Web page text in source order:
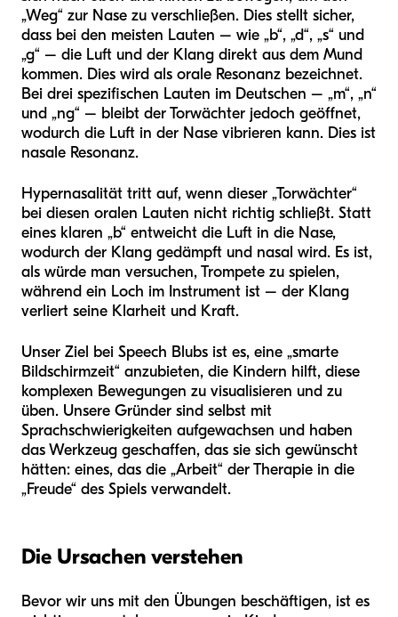
„Weg“ zur Nase zu verschließen. Dies stellt sicher,
dass bei den meisten Lauten – wie „b“, „d“, „s“ und
„g“ – die Luft und der Klang direkt aus dem Mund
kommen. Dies wird als orale Resonanz bezeichnet.
Bei drei spezifischen Lauten im Deutschen – „m“, „n“
und „ng“ – bleibt der Torwächter jedoch geöffnet,
wodurch die Luft in der Nase vibrieren kann. Dies ist
nasale Resonanz.
Hypernasalität tritt auf, wenn dieser „Torwächter“
bei diesen oralen Lauten nicht richtig schließt. Statt
eines klaren „b“ entweicht die Luft in die Nase,
wodurch der Klang gedämpft und nasal wird. Es ist,
als würde man versuchen, Trompete zu spielen,
während ein Loch im Instrument ist – der Klang
verliert seine Klarheit und Kraft.
Unser Ziel bei Speech Blubs ist es, eine „smarte
Bildschirmzeit“ anzubieten, die Kindern hilft, diese
komplexen Bewegungen zu visualisieren und zu
üben. Unsere Gründer sind selbst mit
Sprachschwierigkeiten aufgewachsen und haben
das Werkzeug geschaffen, das sie sich gewünscht
hätten: eines, das die „Arbeit“ der Therapie in die
„Freude“ des Spiels verwandelt.
Die Ursachen verstehen
Bevor wir uns mit den Übungen beschäftigen, ist es